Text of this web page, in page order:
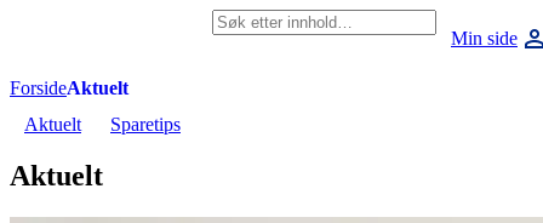
PrivatBedriftKonsesjonskraft
Søkeord
Min side
ForsideAktuelt
Aktuelt
Sparetips
Aktuelt